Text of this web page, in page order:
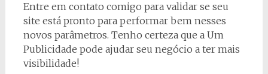
Entre em contato comigo para validar se seu
site está pronto para performar bem nesses
novos parâmetros. Tenho certeza que a Um
Publicidade pode ajudar seu negócio a ter mais
visibilidade!